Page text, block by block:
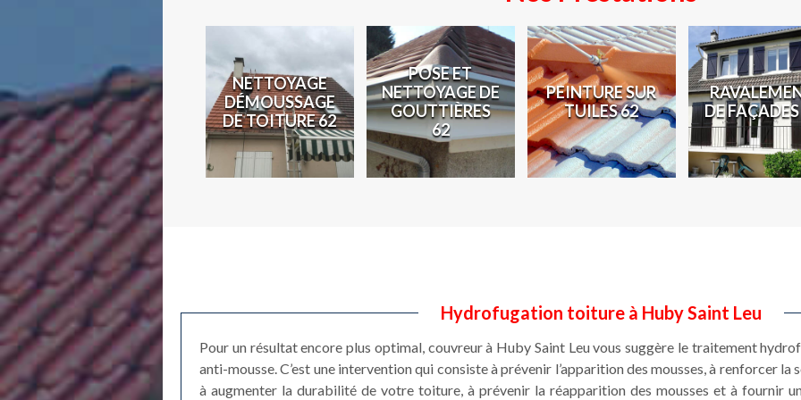
COUVREUR 62
NETTOYAGE
DÉMOUSSAGE
DE TOITURE 62
POSE ET
NETTOYAGE DE
GOUTTIÈRES
62
PEINTURE SUR
TUILES 62
DE
Hydrofugation toiture à Huby Saint Leu
Pour un résultat encore plus optimal, couvreur à Huby Saint Leu vous suggère le traitement
anti-mousse. C’est une intervention qui consiste à prévenir l’apparition des mousses, à renforcer
à augmenter la durabilité de votre toiture, à prévenir la réapparition des mousses et à fournir